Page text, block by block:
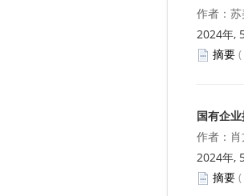
作者：
2024年,
摘要 (
国有企
作者：
2024年,
摘要 (